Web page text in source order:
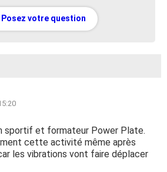
Posez votre question
sportif et formateur Power Plate.
cette activité même après
les vibrations vont faire déplacer